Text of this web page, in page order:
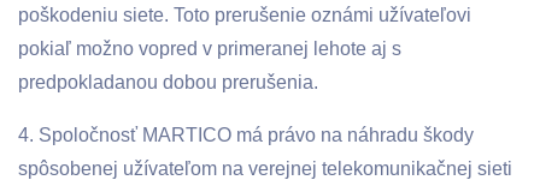
poškodeniu siete. Toto prerušenie oznámi užívateľovi
pokiaľ možno vopred v primeranej lehote aj s
predpokladanou dobou prerušenia.
4. Spoločnosť MARTICO má právo na náhradu škody
spôsobenej užívateľom na verejnej telekomunikačnej sieti